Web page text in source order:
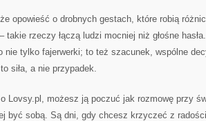
opowieść o drobnych gestach, które robią
takie rzeczy łączą ludzi mocniej niż głośne
nie tylko fajerwerki; to też szacunek, wspólne
siła, a nie przypadek.
Lovsy.pl, możesz ją poczuć jak rozmowę przy
być sobą. Są dni, gdy chcesz krzyczeć z